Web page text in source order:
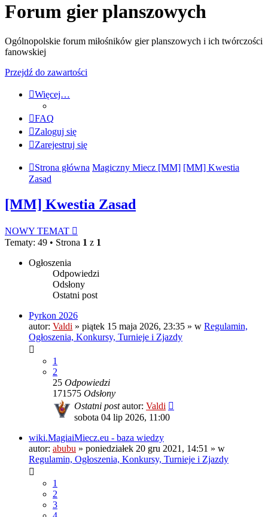
Forum gier planszowych
Ogólnopolskie forum miłośników gier planszowych i ich twórczości
fanowskiej
Przejdź do zawartości
Więcej…
FAQ
Zaloguj się
Zarejestruj się
Strona główna Magiczny Miecz [MM] [MM] Kwestia
Zasad
[MM] Kwestia Zasad
NOWY TEMAT
Tematy: 49 • Strona 1 z 1
Ogłoszenia
Odpowiedzi
Odsłony
Ostatni post
Pyrkon 2026
autor: Valdi » piątek 15 maja 2026, 23:35 » w Regulamin,
Ogłoszenia, Konkursy, Turnieje i Zjazdy
1
2
25 Odpowiedzi
171575 Odsłony
Ostatni postautor: Valdi
sobota 04 lip 2026, 11:00
wiki.MagiaiMiecz.eu - baza wiedzy
autor: abubu » poniedziałek 20 gru 2021, 14:51 » w
Regulamin, Ogłoszenia, Konkursy, Turnieje i Zjazdy
1
2
3